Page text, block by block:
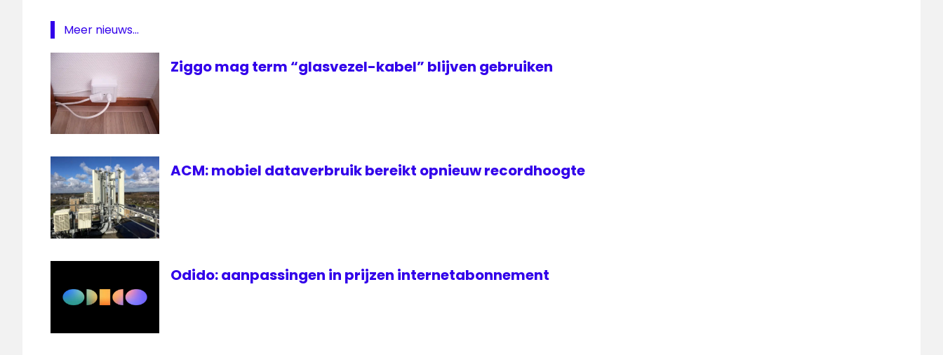
Mobile
Meer nieuws...
Ziggo mag term “glasvezel-kabel” blijven gebruiken
ACM: mobiel dataverbruik bereikt opnieuw recordhoogte
Odido: aanpassingen in prijzen internetabonnement